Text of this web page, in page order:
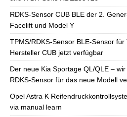
RDKS-Sensor CUB BLE der 2.
Facelift und Model Y
TPMS/RDKS-Sensor BLE-Sensor
Hersteller CUB jetzt verfügbar
Der neue Kia Sportage QL/QLE –
RDKS-Sensor für das neue Modell
Opel Astra K
via manual learn